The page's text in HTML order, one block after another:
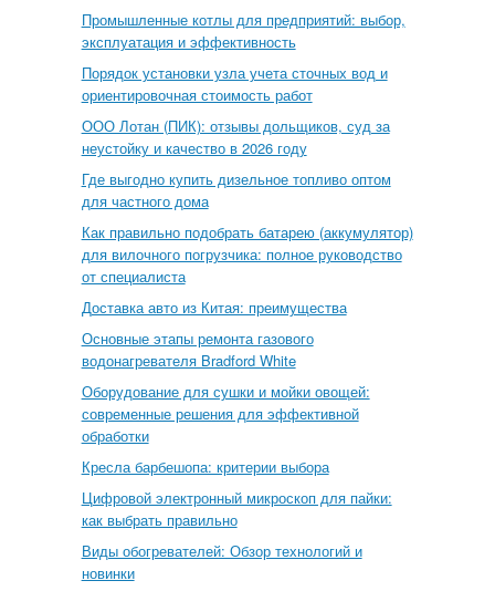
Промышленные котлы для предприятий: выбор,
эксплуатация и эффективность
Порядок установки узла учета сточных вод и
ориентировочная стоимость работ
ООО Лотан (ПИК): отзывы дольщиков, суд за
неустойку и качество в 2026 году
Где выгодно купить дизельное топливо оптом
для частного дома
Как правильно подобрать батарею (аккумулятор)
для вилочного погрузчика: полное руководство
от специалиста
Доставка авто из Китая: преимущества
Основные этапы ремонта газового
водонагревателя Bradford White
Оборудование для сушки и мойки овощей:
современные решения для эффективной
обработки
Кресла барбешопа: критерии выбора
Цифровой электронный микроскоп для пайки:
как выбрать правильно
Виды обогревателей: Обзор технологий и
новинки